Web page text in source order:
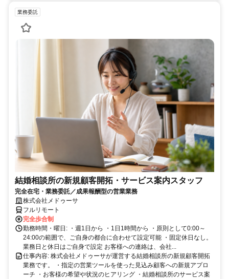
業務委託
結婚相談所の新規顧客開拓・サービス案内スタッフ
完全在宅・業務委託／成果報酬型の営業業務
株式会社メドゥーサ
フルリモート
完全歩合制
勤務時間・曜日: ・週1日から ・1日1時間から ・原則として0:00～
24:00の範囲で、ご自身の都合に合わせて設定可能 ・固定休日なし。
業務日と休日はご自身で設定 お客様への連絡は、会社...
仕事内容: 株式会社メドゥーサが運営する結婚相談所の新規顧客開拓
業務です。 ・指定の営業ツールを使った見込み顧客への新規アプロ
ーチ ・お客様の希望や状況のヒアリング ・結婚相談所のサービス案